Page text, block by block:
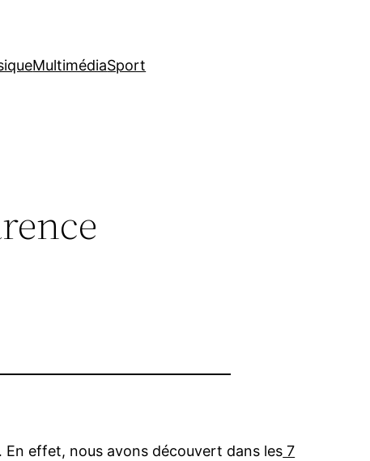
MultimédiaSport
effet, nous avons découvert dans les 7